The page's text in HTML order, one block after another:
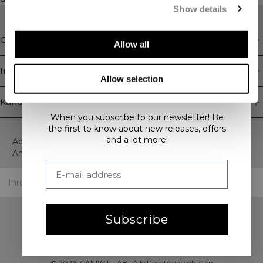
Show details
Allow all
Allow selection
Geschäft
Information
Kundendienst
Newsletter
Abonnieren Sie unseren Newsletter! Erhalten Sie exklusive
Angebote, unsere neuesten Nachrichten und vieles mehr.
GET 15% OFF
When you subscribe to our newsletter! Be
the first to know about new releases, offers
and a lot more!
Subscribe